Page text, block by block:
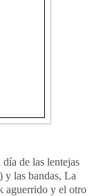
de las lentejas
y las bandas, La
aguerrido y el otro